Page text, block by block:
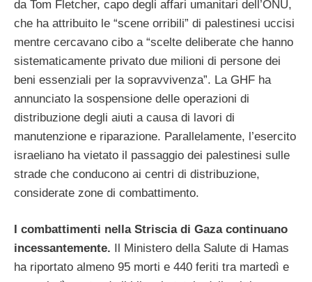
da Tom Fletcher, capo degli affari umanitari dell’ONU,
che ha attribuito le “scene orribili” di palestinesi uccisi
mentre cercavano cibo a “scelte deliberate che hanno
sistematicamente privato due milioni di persone dei
beni essenziali per la sopravvivenza”. La GHF ha
annunciato la sospensione delle operazioni di
distribuzione degli aiuti a causa di lavori di
manutenzione e riparazione. Parallelamente, l’esercito
israeliano ha vietato il passaggio dei palestinesi sulle
strade che conducono ai centri di distribuzione,
considerate zone di combattimento.
I combattimenti nella Striscia di Gaza continuano
incessantemente. Il Ministero della Salute di Hamas
ha riportato almeno 95 morti e 440 feriti tra martedì e